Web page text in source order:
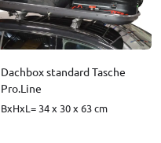
Dachbox standard Tasche
Pro.Line
BxHxL= 34 x 30 x 63 cm